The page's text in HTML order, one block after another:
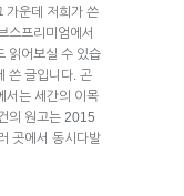
가운데 저희가 쓴
스프리미엄에서
읽어보실 수 있습
쓴 글입니다. 곤
서는 세간의 이목
의 원고는 2015
곳에서 동시다발